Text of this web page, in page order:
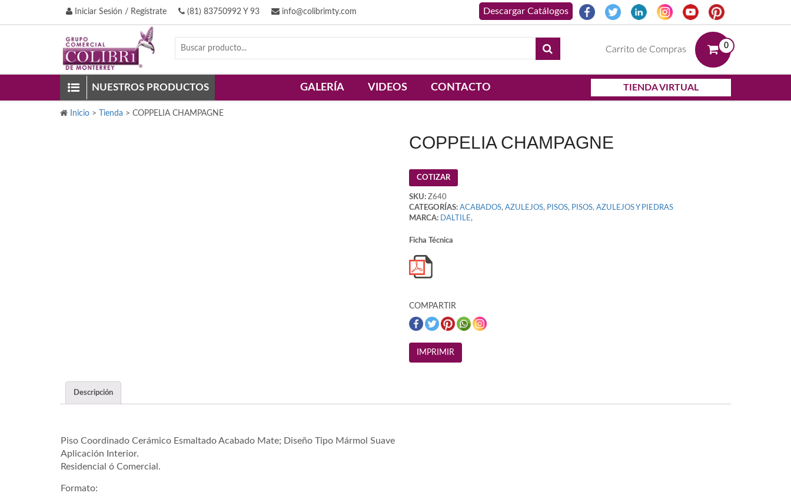
Iniciar Sesión / Regístrate (81) 83750992 Y 93 info@colibrimty.com
Carrito de Compras 0
NUESTROS PRODUCTOS GALERÍA VIDEOS CONTACTO TIENDA VIRTUAL
Inicio > Tienda > COPPELIA CHAMPAGNE
COPPELIA CHAMPAGNE
COTIZAR
SKU:Z640
CATEGORÍAS: ACABADOS, AZULEJOS, PISOS, PISOS, AZULEJOS Y PIEDRAS
MARCA: DALTILE,
Ficha Técnica
COMPARTIR
Descripción
Piso Coordinado Cerámico Esmaltado Acabado Mate; Diseño Tipo Mármol Suave
Aplicación Interior.
Residencial ó Comercial.
Formato: